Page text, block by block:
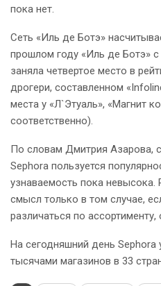
пока нет.
Сеть «Иль де Ботэ»
прошлом году «Иль де Ботэ»
заняла четвертое место в
дрогери, составленном
места у «Л`Этуаль», «Магнит
соответственно).
По словам Дмитрия Азарова,
Sephora пользуется
узнаваемость пока невысока.
смысл только в том случае,
различаться по ассортименту,
На сегодняшний день Sephora
тысячами магазинов в 33